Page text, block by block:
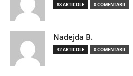
88 ARTICOLE 0 COMENTARII
Nadejda B.
32 ARTICOLE 0 COMENTARII